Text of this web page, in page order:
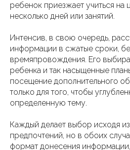
ребенок приезжает учиться на
несколько дней или занятий.
Интенсив, в свою очередь,
информации в сжатые сроки,
времяпровождения. Его
ребенка и так насыщенные
посещение дополнительного
только для того, чтобы
определенную тему.
Каждый делает выбор исходя
предпочтений, но в обоих
формат донесения